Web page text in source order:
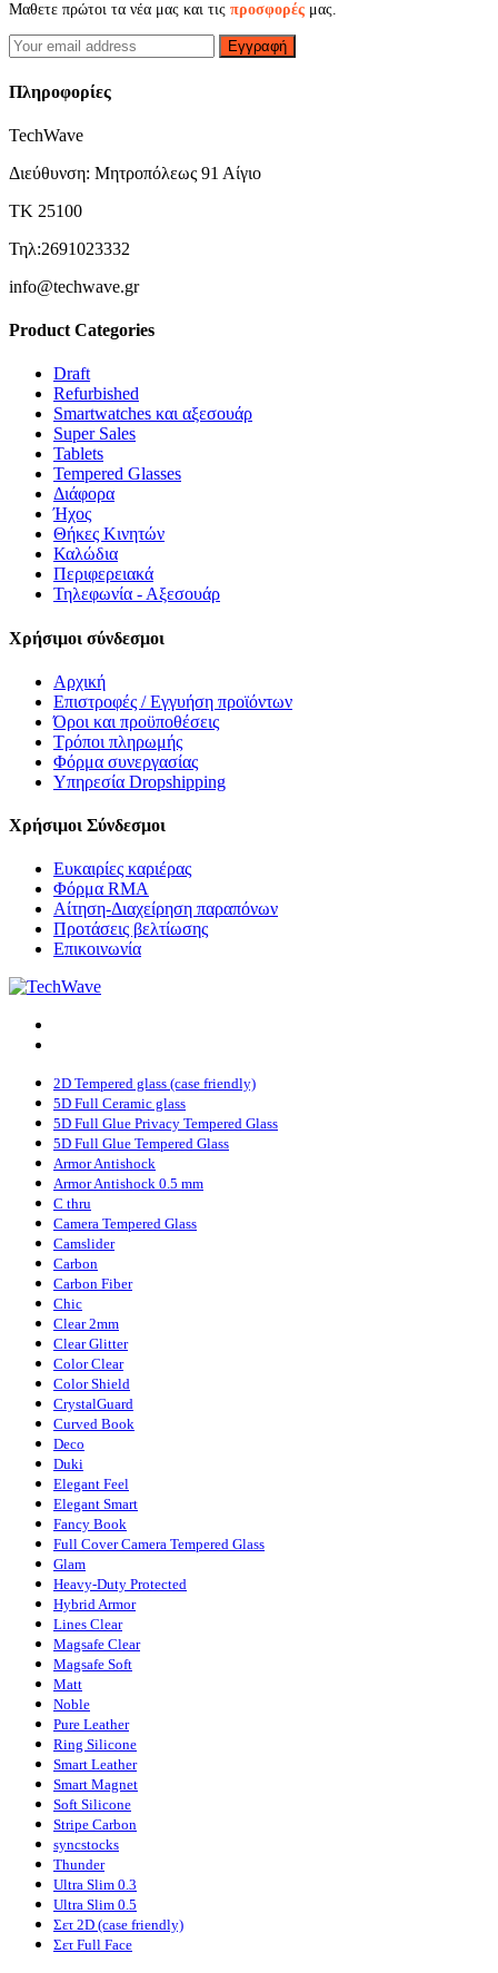
Μαθετε πρώτοι τα νέα μας και τις προσφορές μας.
Εγγραφή
Πληροφορίες
TechWave
Διεύθυνση: Μητροπόλεως 91 Αίγιο
ΤΚ 25100
Τηλ:2691023332
info@techwave.gr
Product Categories
Draft
Refurbished
Smartwatches και αξεσουάρ
Super Sales
Tablets
Tempered Glasses
Διάφορα
Ήχος
Θήκες Κινητών
Καλώδια
Περιφερειακά
Τηλεφωνία - Αξεσουάρ
Χρήσιμοι σύνδεσμοι
Αρχική
Επιστροφές / Εγγυήση προϊόντων
Όροι και προϋποθέσεις
Τρόποι πληρωμής
Φόρμα συνεργασίας
Υπηρεσία Dropshipping
Χρήσιμοι Σύνδεσμοι
Ευκαιρίες καριέρας
Φόρμα RMA
Αίτηση-Διαχείρηση παραπόνων
Προτάσεις βελτίωσης
Επικοινωνία
2D Tempered glass (case friendly)
5D Full Ceramic glass
5D Full Glue Privacy Tempered Glass
5D Full Glue Tempered Glass
Armor Antishock
Armor Antishock 0.5 mm
C thru
Camera Tempered Glass
Camslider
Carbon
Carbon Fiber
Chic
Clear 2mm
Clear Glitter
Color Clear
Color Shield
CrystalGuard
Curved Book
Deco
Duki
Elegant Feel
Elegant Smart
Fancy Book
Full Cover Camera Tempered Glass
Glam
Heavy-Duty Protected
Hybrid Armor
Lines Clear
Magsafe Clear
Magsafe Soft
Matt
Noble
Pure Leather
Ring Silicone
Smart Leather
Smart Magnet
Soft Silicone
Stripe Carbon
syncstocks
Thunder
Ultra Slim 0.3
Ultra Slim 0.5
Σετ 2D (case friendly)
Σετ Full Face